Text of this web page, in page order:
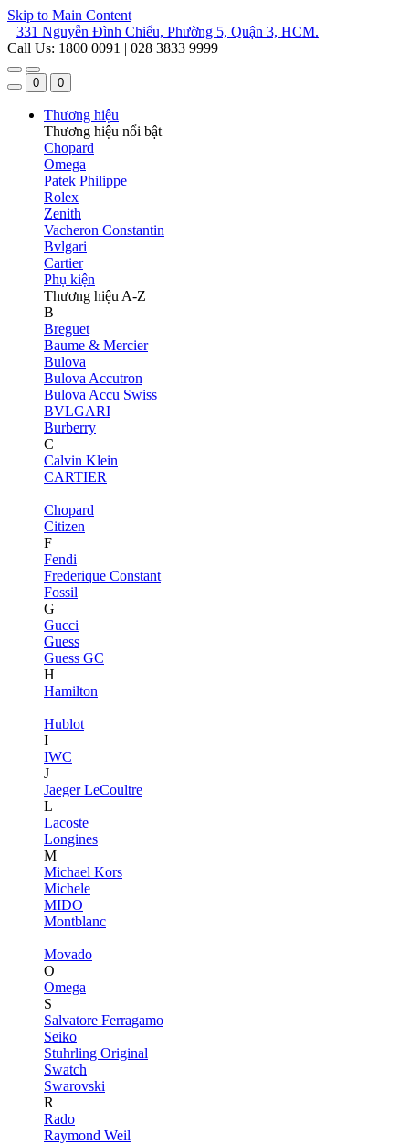
Skip to Main Content
331 Nguyễn Đình Chiểu, Phường 5, Quận 3, HCM.
Call Us: 1800 0091 | 028 3833 9999
0 0
Thương hiệu
Thương hiệu nổi bật
Chopard
Omega
Patek Philippe
Rolex
Zenith
Vacheron Constantin
Bvlgari
Cartier
Phụ kiện
Thương hiệu A-Z
B
Breguet
Baume & Mercier
Bulova
Bulova Accutron
Bulova Accu Swiss
BVLGARI
Burberry
C
Calvin Klein
CARTIER
Chopard
Citizen
F
Fendi
Frederique Constant
Fossil
G
Gucci
Guess
Guess GC
H
Hamilton
Hublot
I
IWC
J
Jaeger LeCoultre
L
Lacoste
Longines
M
Michael Kors
Michele
MIDO
Montblanc
Movado
O
Omega
S
Salvatore Ferragamo
Seiko
Stuhrling Original
Swatch
Swarovski
R
Rado
Raymond Weil